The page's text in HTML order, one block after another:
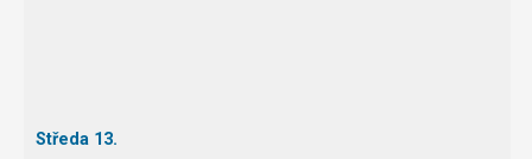
Středa 13.